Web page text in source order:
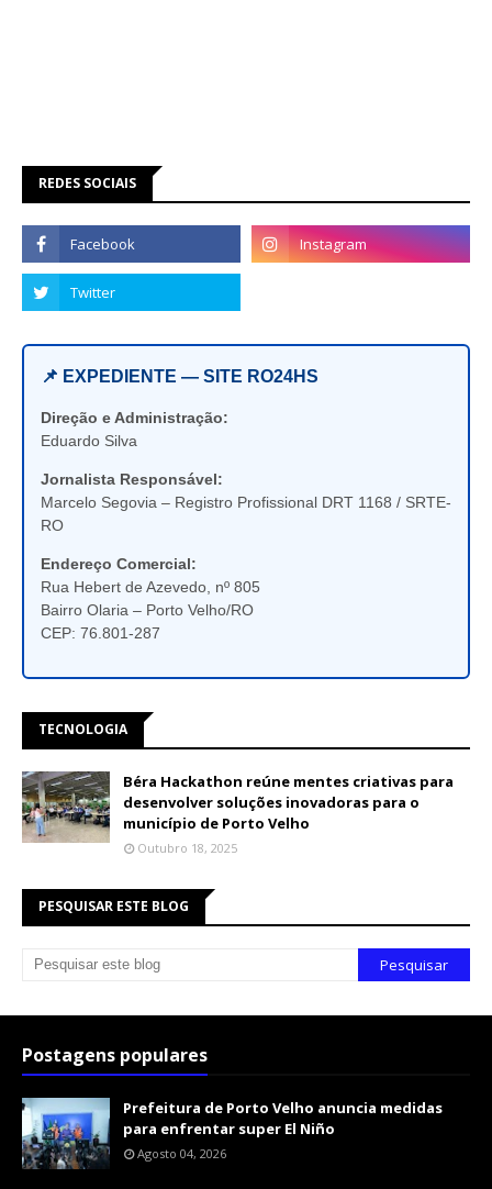
REDES SOCIAIS
📌 EXPEDIENTE — SITE RO24HS
Direção e Administração:
Eduardo Silva
Jornalista Responsável:
Marcelo Segovia – Registro Profissional DRT 1168 / SRTE-
RO
Endereço Comercial:
Rua Hebert de Azevedo, nº 805
Bairro Olaria – Porto Velho/RO
CEP: 76.801-287
TECNOLOGIA
Béra Hackathon reúne mentes criativas para
desenvolver soluções inovadoras para o
município de Porto Velho
Outubro 18, 2025
PESQUISAR ESTE BLOG
Postagens populares
Prefeitura de Porto Velho anuncia medidas
para enfrentar super El Niño
Agosto 04, 2026